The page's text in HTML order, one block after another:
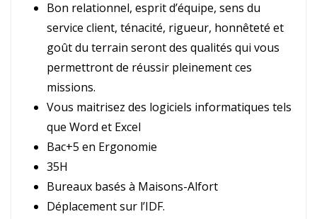
Bon relationnel, esprit d’équipe, sens du
service client, ténacité, rigueur, honnêteté et
goût du terrain seront des qualités qui vous
permettront de réussir pleinement ces
missions.
Vous maitrisez des logiciels informatiques tels
que Word et Excel
Bac+5 en Ergonomie
35H
Bureaux basés à Maisons-Alfort
Déplacement sur l’IDF.